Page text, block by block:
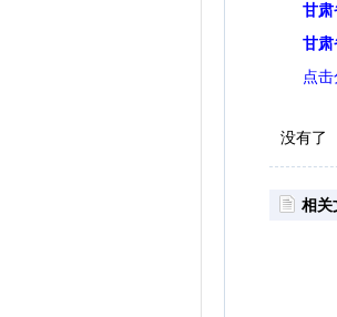
甘肃
甘肃
点击
没有
相关